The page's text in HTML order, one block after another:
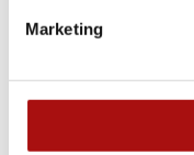
Marketing
SNUPI Trolley